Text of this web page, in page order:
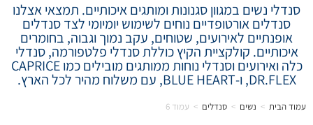
סנדלי נשים במגוון סגנונות ומותגים איכותיים. תמצאי אצלנו
סנדלים אורטופדיים נוחים לשימוש יומיומי לצד סנדלים
אופנתיים לאירועים, שטוחים, עקב נמוך וגבוה, בחומרים
איכותיים. קולקציית הקיץ כוללת סנדלי פלטפורמה, סנדלי
כלה ואירועים וסנדלי נוחות ממותגים מובילים כמו CAPRICE
,DR.FLEX ו-BLUE HEART, עם משלוח מהיר לכל הארץ.
עמוד הבית > נשים > סנדלים > עמוד 6